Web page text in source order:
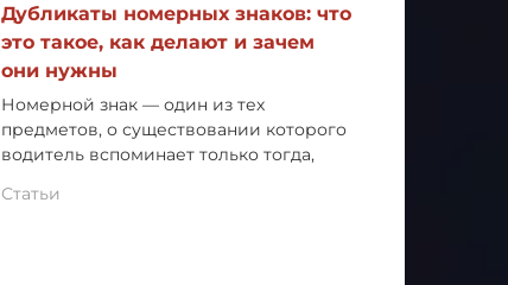
Дубликаты номерных знаков: что
это такое, как делают и зачем
они нужны
Номерной знак — один из тех
предметов, о существовании которого
водитель вспоминает только тогда,
Статьи